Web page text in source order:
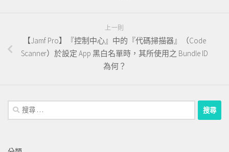
上一則
【Jamf Pro】『控制中心』中的『代碼掃描器』（Code
Scanner）於設定 App 黑白名單時，其所使用之 Bundle ID
為何？
搜
尋：